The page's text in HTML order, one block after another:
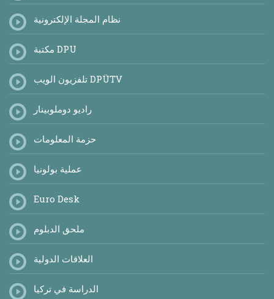
نظام المجلة الإلكترونية
مكتبة DPU
تلفزيون الويب DPÜTV
راديو دوملوبينار
حزمة المعلومات
عملية بولونيا
Euro Desk
ملحق الدبلوم
العلاقات الدولية
الدراسة في تركيا